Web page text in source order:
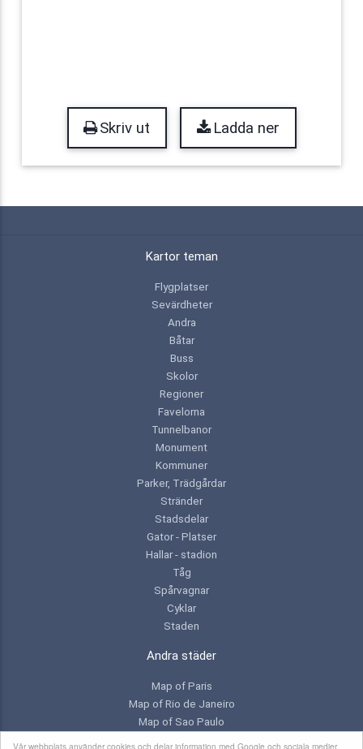
Vår webbplats använder cookies och delar information med Google och sociala medier
Skriv ut Ladda ner
Kartor teman
Flygplatser
Sevärdheter
Andra
Båtar
Buss
Skolor
Regioner
Favelorna
Tunnelbanor
Monument
Kommuner
Parker, Trädgårdar
Stränder
Stadsdelar
Gator - Platser
Hallar - stadion
Tåg
Spårvagnar
Cyklar
Staden
Andra städer
Map of Paris
Map of Rio de Janeiro
Map of Sao Paulo